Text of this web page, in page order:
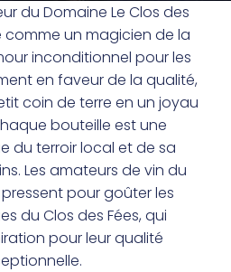
du Domaine Le Clos des
comme un magicien de la
inconditionnel pour les
en faveur de la qualité,
coin de terre en un joyau
bouteille est une
du terroir local et de sa
Les amateurs de vin du
pour goûter les
du Clos des Fées, qui
pour leur qualité